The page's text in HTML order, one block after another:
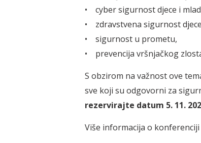
• cyber sigurnost djece i
• zdravstvena sigurnost
• sigurnost u prometu,
• prevencija vršnjačkog
S obzirom na važnost ove
sve koji su odgovorni za
rezervirajte datum 5. 11.
Više informacija o